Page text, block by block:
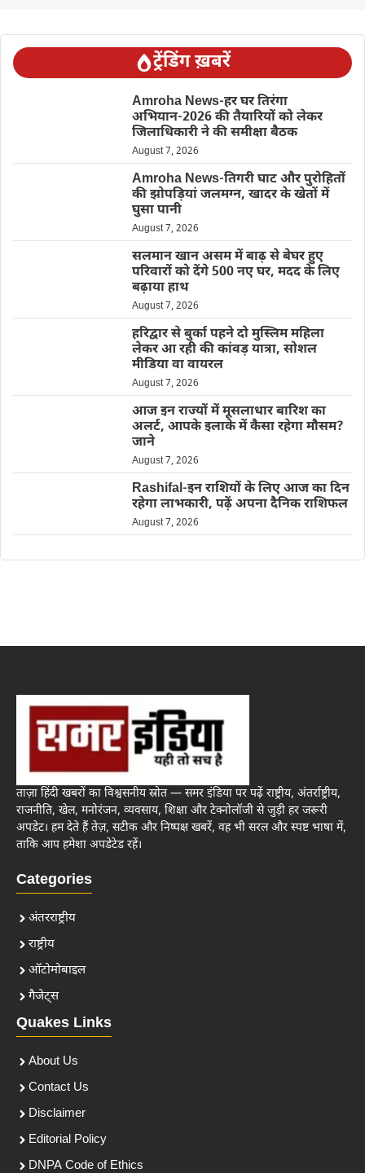
ट्रेंडिंग ख़बरें
Amroha News-हर घर तिरंगा
अभियान-2026 की तैयारियों को लेकर
जिलाधिकारी ने की समीक्षा बैठक
August 7, 2026
Amroha News-तिगरी घाट और पुरोहितों
की झोपड़ियां जलमग्न, खादर के खेतों में
घुसा पानी
August 7, 2026
सलमान खान असम में बाढ़ से बेघर हुए
परिवारों को देंगे 500 नए घर, मदद के लिए
बढ़ाया हाथ
August 7, 2026
हरिद्वार से बुर्का पहने दो मुस्लिम महिला
लेकर आ रही की कांवड़ यात्रा, सोशल
मीडिया वा वायरल
August 7, 2026
आज इन राज्यों में मूसलाधार बारिश का
अलर्ट, आपके इलाके में कैसा रहेगा मौसम?
जाने
August 7, 2026
Rashifal-इन राशियों के लिए आज का दिन
रहेगा लाभकारी, पढ़ें अपना दैनिक राशिफल
August 7, 2026
ताज़ा हिंदी खबरों का विश्वसनीय स्रोत — समर इंडिया पर पढ़ें राष्ट्रीय, अंतर्राष्ट्रीय,
राजनीति, खेल, मनोरंजन, व्यवसाय, शिक्षा और टेक्नोलॉजी से जुड़ी हर जरूरी
अपडेट। हम देते हैं तेज़, सटीक और निष्पक्ष खबरें, वह भी सरल और स्पष्ट भाषा में,
ताकि आप हमेशा अपडेटेड रहें।
Categories
अंतरराष्ट्रीय
राष्ट्रीय
ऑटोमोबाइल
गैजेट्स
Quakes Links
About Us
Contact Us
Disclaimer
Editorial Policy
DNPA Code of Ethics